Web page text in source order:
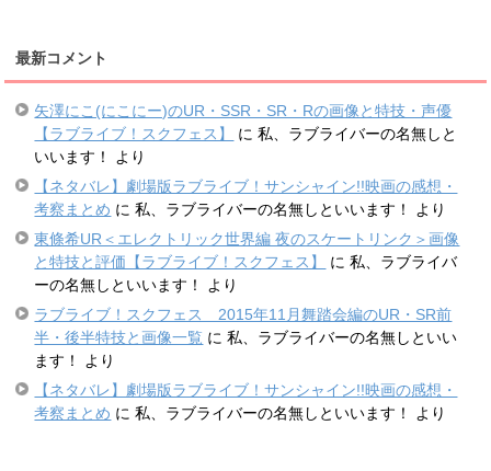
最新コメント
矢澤にこ(にこにー)のUR・SSR・SR・Rの画像と特技・声優
【ラブライブ！スクフェス】
に私、ラブライバーの名無しと
いいます！
より
【ネタバレ】劇場版ラブライブ！サンシャイン!!映画の感想・
考察まとめ に私、ラブライバーの名無しといいます！
より
東條希UR＜エレクトリック世界編 夜のスケートリンク＞画像
と特技と評価【ラブライブ！スクフェス】
に私、ラブライバ
ーの名無しといいます！
より
ラブライブ！スクフェス 2015年11月舞踏会編のUR・SR前
半・後半特技と画像一覧 に私、ラブライバーの名無しといい
ます！
より
【ネタバレ】劇場版ラブライブ！サンシャイン!!映画の感想・
考察まとめ に私、ラブライバーの名無しといいます！ より